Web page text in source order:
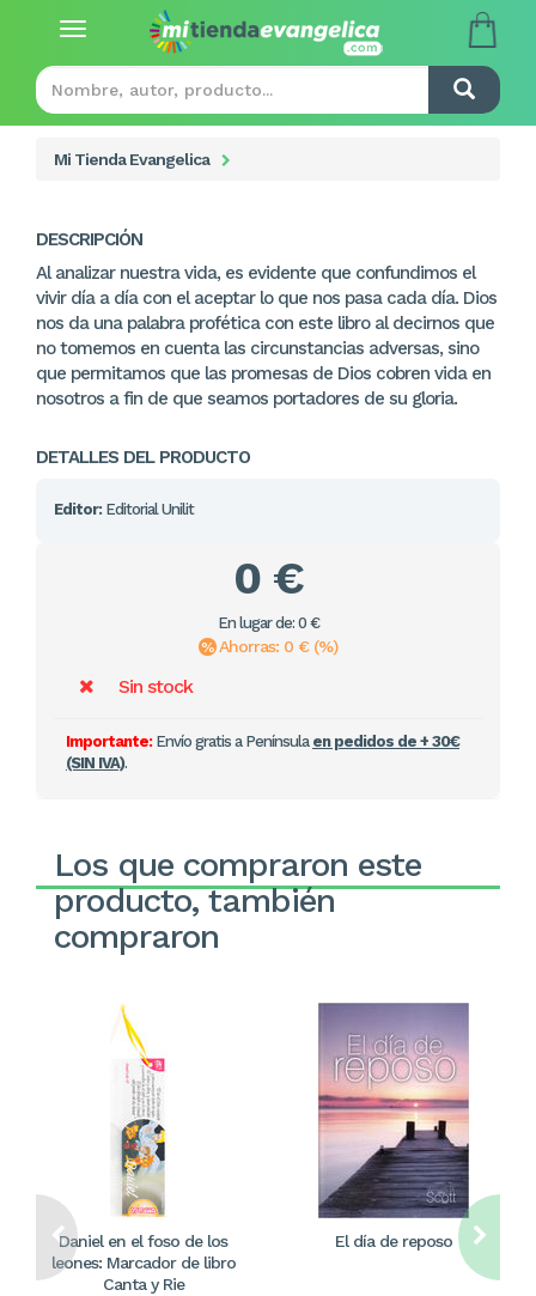
Toggle
Mi Tienda Evangelica
DESCRIPCIÓN
Al analizar nuestra vida, es evidente que confundimos el
vivir día a día con el aceptar lo que nos pasa cada día. Dios
nos da una palabra profética con este libro al decirnos que
no tomemos en cuenta las circunstancias adversas, sino
que permitamos que las promesas de Dios cobren vida en
nosotros a fin de que seamos portadores de su gloria.
DETALLES DEL PRODUCTO
Editor: Editorial Unilit
0 €
En lugar de: 0 €
Ahorras: 0 € (%)
Sin stock
Importante:Envío gratis a Península en pedidos de + 30€
(SIN IVA).
Los que compraron este
producto, también
compraron
Daniel en el foso de los
leones: Marcador de libro
Canta y Rie
El día de reposo